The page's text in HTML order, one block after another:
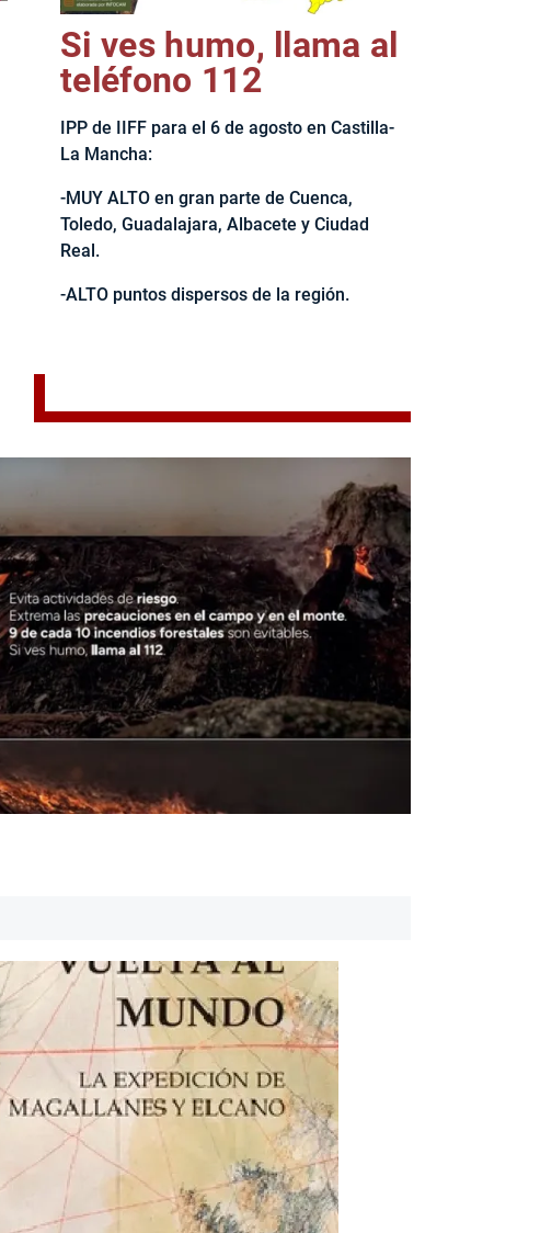
Si ves humo, llama al
teléfono 112
IPP de IIFF para el 6 de agosto en Castilla-
La Mancha:
-MUY ALTO en gran parte de Cuenca,
Toledo, Guadalajara, Albacete y Ciudad
Real.
-ALTO puntos dispersos de la región.